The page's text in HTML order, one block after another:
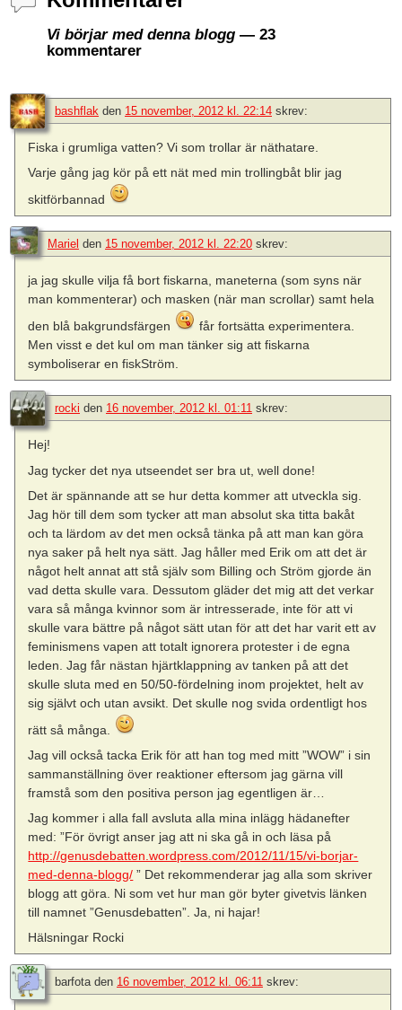
Vi börjar med denna blogg — 23
kommentarer
bashflak den 15 november, 2012 kl. 22:14 skrev:
Fiska i grumliga vatten? Vi som trollar är näthatare.
Varje gång jag kör på ett nät med min trollingbåt blir jag
skitförbannad
Mariel den 15 november, 2012 kl. 22:20 skrev:
ja jag skulle vilja få bort fiskarna, maneterna (som syns när
man kommenterar) och masken (när man scrollar) samt hela
den blå bakgrundsfärgen
får fortsätta experimentera.
Men visst e det kul om man tänker sig att fiskarna
symboliserar en fiskStröm.
rocki den 16 november, 2012 kl. 01:11 skrev:
Hej!
Jag tycker det nya utseendet ser bra ut, well done!
Det är spännande att se hur detta kommer att utveckla sig.
Jag hör till dem som tycker att man absolut ska titta bakåt
och ta lärdom av det men också tänka på att man kan göra
nya saker på helt nya sätt. Jag håller med Erik om att det är
något helt annat att stå själv som Billing och Ström gjorde än
vad detta skulle vara. Dessutom gläder det mig att det verkar
vara så många kvinnor som är intresserade, inte för att vi
skulle vara bättre på något sätt utan för att det har varit ett av
feminismens vapen att totalt ignorera protester i de egna
leden. Jag får nästan hjärtklappning av tanken på att det
skulle sluta med en 50/50-fördelning inom projektet, helt av
sig självt och utan avsikt. Det skulle nog svida ordentligt hos
rätt så många.
Jag vill också tacka Erik för att han tog med mitt ”WOW” i sin
sammanställning över reaktioner eftersom jag gärna vill
framstå som den positiva person jag egentligen är…
Jag kommer i alla fall avsluta alla mina inlägg hädanefter
med: ”För övrigt anser jag att ni ska gå in och läsa på
http://genusdebatten.wordpress.com/2012/11/15/vi-borjar-
med-denna-blogg/ ” Det rekommenderar jag alla som skriver
blogg att göra. Ni som vet hur man gör byter givetvis länken
till namnet ”Genusdebatten”. Ja, ni hajar!
Hälsningar Rocki
barfotaden 16 november, 2012 kl. 06:11 skrev: